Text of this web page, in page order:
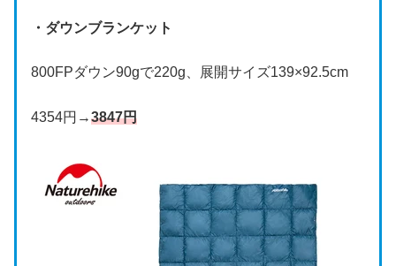
・ダウンブランケット
800FPダウン90gで220g、展開サイズ139×92.5cm
4354円→3847円